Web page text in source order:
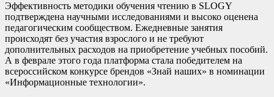
Эффективность методики обучения чтению в SLOGY
подтверждена научными исследованиями и высоко оценена
педагогическим сообществом. Ежедневные занятия
происходят без участия взрослого и не требуют
дополнительных расходов на приобретение учебных пособий.
А в феврале этого года платформа стала победителем на
всероссийском конкурсе брендов «Знай наших» в номинации
«Информационные технологии».